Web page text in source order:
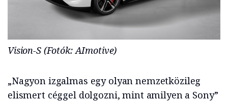
Vision-S (Fotók: AImotive)
„Nagyon izgalmas egy olyan nemzetközileg
elismert céggel dolgozni, mint amilyen a Sony”